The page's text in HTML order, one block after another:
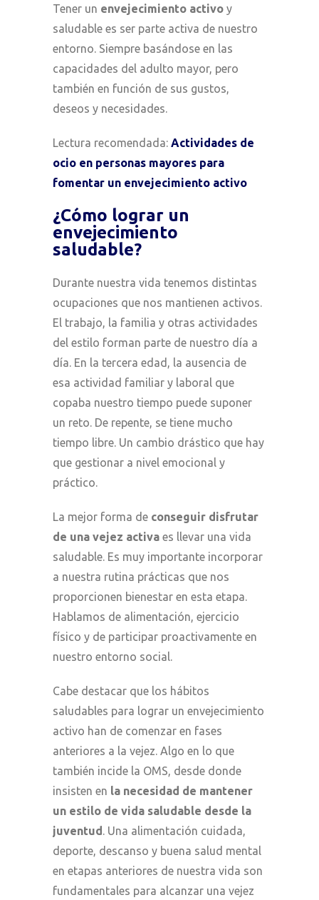
Tener un envejecimiento activo y
saludable es ser parte activa de nuestro
entorno. Siempre basándose en las
capacidades del adulto mayor, pero
también en función de sus gustos,
deseos y necesidades.
Lectura recomendada: Actividades de
ocio en personas mayores para
fomentar un envejecimiento activo
¿Cómo lograr un
envejecimiento
saludable?
Durante nuestra vida tenemos distintas
ocupaciones que nos mantienen activos.
El trabajo, la familia y otras actividades
del estilo forman parte de nuestro día a
día. En la tercera edad, la ausencia de
esa actividad familiar y laboral que
copaba nuestro tiempo puede suponer
un reto. De repente, se tiene mucho
tiempo libre. Un cambio drástico que hay
que gestionar a nivel emocional y
práctico.
La mejor forma de conseguir disfrutar
de una vejez activa es llevar una vida
saludable. Es muy importante incorporar
a nuestra rutina prácticas que nos
proporcionen bienestar en esta etapa.
Hablamos de alimentación, ejercicio
físico y de participar proactivamente en
nuestro entorno social.
Cabe destacar que los hábitos
saludables para lograr un envejecimiento
activo han de comenzar en fases
anteriores a la vejez. Algo en lo que
también incide la OMS, desde donde
insisten en la necesidad de mantener
un estilo de vida saludable desde la
juventud. Una alimentación cuidada,
deporte, descanso y buena salud mental
en etapas anteriores de nuestra vida son
fundamentales para alcanzar una vejez